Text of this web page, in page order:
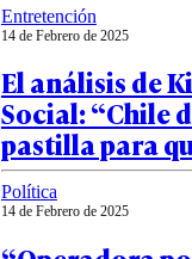
Entretención
14 de Febrero de 2025
El análisis de
Social: “Chile
pastilla para
Política
14 de Febrero de 2025